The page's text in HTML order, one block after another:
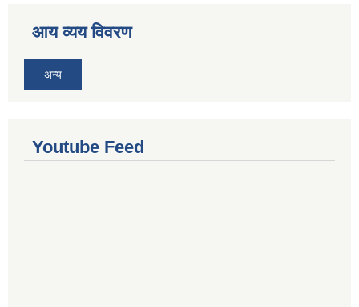
आय व्यय विवरण
अन्य
Youtube Feed